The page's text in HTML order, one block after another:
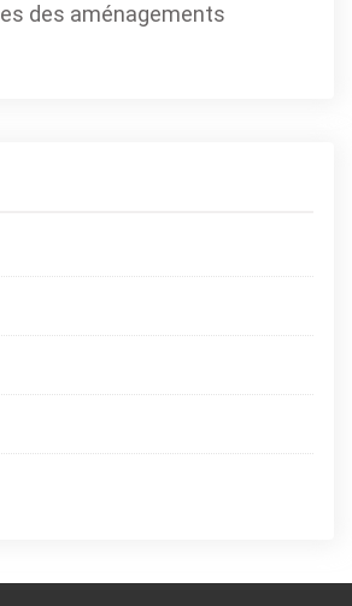
des aménagements